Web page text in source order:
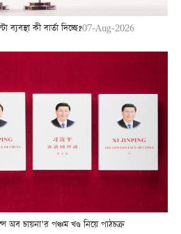
ব্যবস্থা কী বার্তা দিচ্ছে?07-Aug-2026
অব চায়না’র পঞ্চম খণ্ড নিয়ে পাঠচক্র